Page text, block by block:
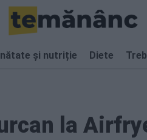
și nutriție Diete
la